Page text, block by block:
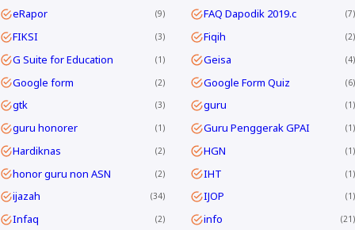
eRapor 9 FAQ Dapodik 2019.c 7
FIKSI 3 Fiqih 2
G Suite for Education 1 Geisa 4
Google form 2 Google Form Quiz 6
gtk 3 guru 1
guru honorer 1 Guru Penggerak GPAI 1
Hardiknas 2 HGN 1
honor guru non ASN 2 IHT 1
ijazah 34 IJOP 1
Infaq 2 info 21